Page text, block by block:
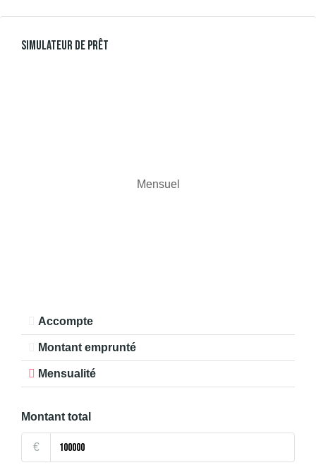
Simulateur De Prêt
Mensuel
Accompte
Montant emprunté
Mensualité
Montant total
€